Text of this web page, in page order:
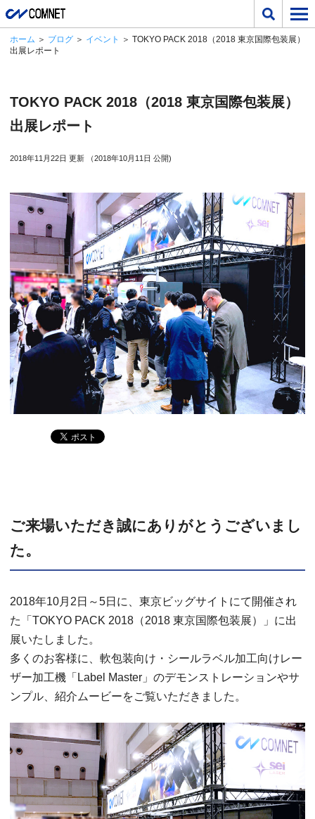
ホーム ＞ ブログ ＞ イベント
＞ TOKYO PACK 2018（2018 東京国際包装展）
出展レポート
TOKYO PACK 2018（2018 東京国際包装展）
出展レポート
2018年11月22日 更新 （2018年10月11日 公開)
ご来場いただき誠にありがとうございまし
た。
2018年10月2日～5日に、東京ビッグサイトにて開催され
た「TOKYO PACK 2018（2018 東京国際包装展）」に出
展いたしました。
多くのお客様に、軟包装向け・シールラベル加工向けレー
ザー加工機「Label Master」のデモンストレーションやサ
ンプル、紹介ムービーをご覧いただきました。